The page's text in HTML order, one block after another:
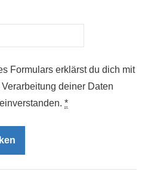
Formulars erklärst du dich mit
deiner Daten
*